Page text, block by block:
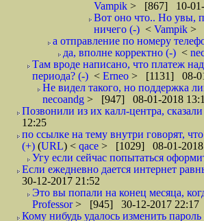
Vampik > [867] 10-01-
Вот оно что.. Но увы,
ничего (-) < Vampik >
а отправление по номеру
да, вполне корректно (-) <
Там вроде написано, что платеж
периода? (-) < Erneo > [1131] 08-
Не видел такого, но поддержка
necoandg > [947] 08-01-2018
Позвонили из их калл-центра,
12:25
по ссылке на тему внутри говорят,
(+) (URL) < qace > [1029] 08-01-2018
Угу если сейчас попытаться
Если ежедневно дается интернет
30-12-2017 21:52
Это вы попали на конец месяца,
Professor> [945] 30-12-2017 22:17
Кому нибудь удалось изменить